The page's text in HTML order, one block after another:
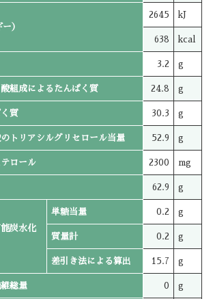
）
2645 kJ
638 kcal
3.2 g
組成によるたんぱく質 24.8 g
質 30.3 g
のトリアシルグリセロール当量 52.9 g
ロール 2300 mg
62.9 g
炭水化
単糖当量 0.2 g
質量計 0.2 g
差引き法による算出 15.7 g
総量 0 g